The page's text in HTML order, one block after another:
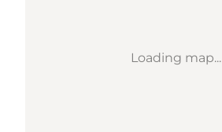
Loading map...